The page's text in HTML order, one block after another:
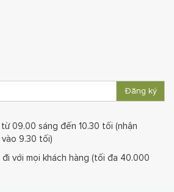
Đăng ký
09.00 sáng đến 10.30 tối (nhận
9.30 tối)
với mọi khách hàng (tối đa 40.000